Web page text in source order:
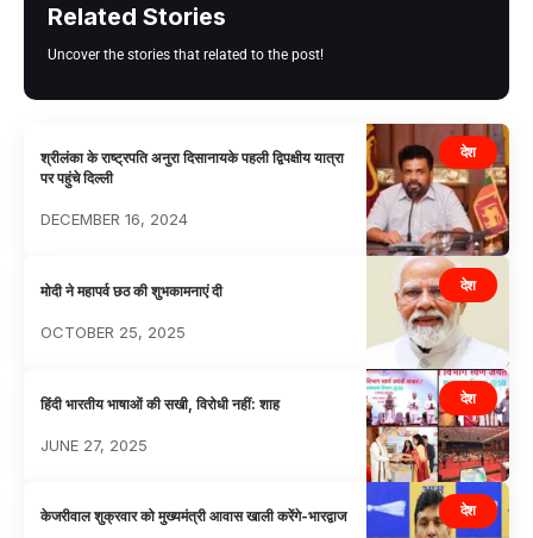
Related Stories
Uncover the stories that related to the post!
देश
श्रीलंका के राष्ट्रपति अनुरा दिसानायके पहली द्विपक्षीय यात्रा
पर पहुंचे दिल्ली
DECEMBER 16, 2024
देश
मोदी ने महापर्व छठ की शुभकामनाएं दी
OCTOBER 25, 2025
देश
हिंदी भारतीय भाषाओं की सखी, विरोधी नहीं: शाह
JUNE 27, 2025
देश
केजरीवाल शुक्रवार को मुख्यमंत्री आवास खाली करेंगे-भारद्वाज